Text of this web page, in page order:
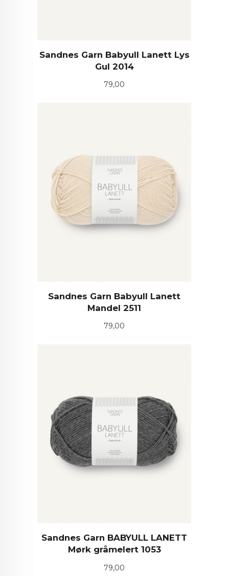
Sandnes Garn Babyull Lanett Lys
Gul 2014
Pris
79,00
Sandnes Garn Babyull Lanett
Mandel 2511
Pris
79,00
Sandnes Garn BABYULL LANETT
Mørk gråmelert 1053
Pris
79,00